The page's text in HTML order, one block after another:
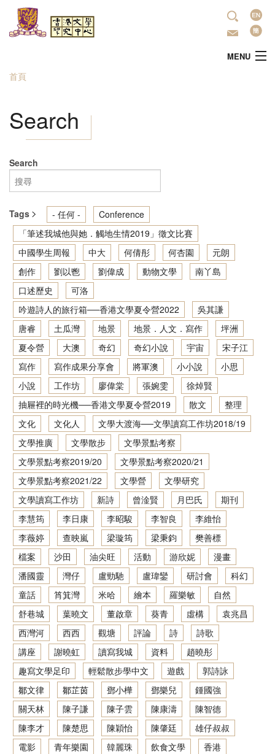
移至主內容
語
言
MENU
中心簡介
學術研究
文學推廣
出版
香港文學資料庫
相關連結
您在這裡
首頁
Search
Search
Tags - 任何 -
Conference
「筆述我城他與她．觸地生情2019」徵文比賽
中國學生周報
中大 何倩彤 何杏園
元朗
創作
劉以鬯 劉偉成 動物文學
南丫島
口述歷史
可洛
吟遊詩人的旅行箱──香港文學夏令營2022
吳其謙
唐睿
土瓜灣 地景 地景．人文．寫作
坪洲
夏令營
大澳 奇幻 奇幻小說 宇宙
宋子江
寫作
寫作成果分享會 將軍澳 小小說
小思
小說
工作坊 廖偉棠 張婉雯
徐焯賢
抽屜裡的時光機──香港文學夏令營2019
散文
整理
文化
文化人
文學大渡海──文學讀寫工作坊2018/19
文學推廣
文學散步
文學景點考察
文學景點考察2019/20
文學景點考察2020/21
文學景點考察2021/22
文學營
文學研究
文學讀寫工作坊
新詩 曾淦賢 月巴氏
期刊
李慧筠
李日康 李昭駿 李智良
李維怡
李薇婷
查映嵐 梁璇筠 梁秉鈞
樊善標
檔案
沙田 油尖旺 活動 游欣妮
漫畫
潘國靈
灣仔 盧勁馳 盧瑋鑾 研討會
科幻
童話
筲箕灣 米哈 繪本 羅樂敏
自然
舒巷城
葉曉文 董啟章 葵青 虛構
袁兆昌
西灣河
西西 觀塘 評論 詩
詩歌
講座
謝曉虹 讀寫我城 資料
趙曉彤
趣寫文學足印
輕鬆散步學中文 遊戲
郭詩詠
鄒文律
鄒芷茵 鄧小樺 鄧樂兒
鍾國強
關天林
陳子謙 陳子雲 陳康濤
陳智德
陳李才
陳楚思 陳穎怡 陳肇廷
雄仔叔叔
電影
青年樂園 韓麗珠 飲食文學
香港